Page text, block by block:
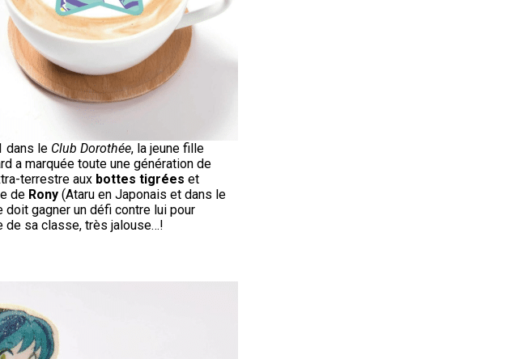
dans le Club Dorothée, la jeune fille
a marquée toute une génération de
terrestre aux bottes tigrées et
de Rony (Ataru en Japonais et dans le
doit gagner un défi contre lui pour
de sa classe, très jalouse…!